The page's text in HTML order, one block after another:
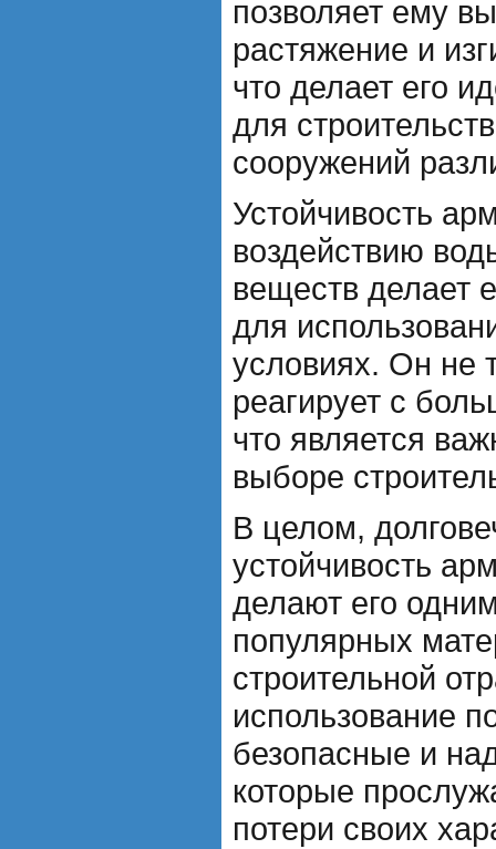
позволяет ему
растяжение и
что делает его
для
сооружений
Устойчивость
воздействию
веществ делает
для
условиях. Он не
реагирует с
что является
выборе
В целом,
устойчивость
делают его
популярных
строительной
использование
безопасные и
которые
потери своих